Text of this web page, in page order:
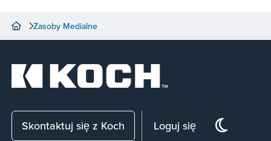
Zasoby Medialne
Skontaktuj się z Koch Loguj się